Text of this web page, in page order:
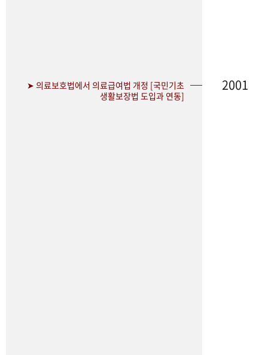
➤ 의료보호법에서 의료급여법 개정 [국민기초
생활보장법 도입과 연동]
2001